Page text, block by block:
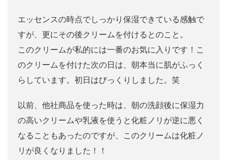
エッセンスの時点でしっかり保湿できている感触で
すが、更にその後クリームを付けるとのこと。
このクリームが私的には一番のお気に入りです！こ
のクリームを付けた次の日は、朝本当に肌がふっく
らしています。初日はびっくりしました。笑
以前、他社商品を使った時は、朝の洗顔後に保湿力
の高いクリームや乳液を使うと化粧ノリが逆に悪く
なることもあったのですが、このクリームは化粧ノ
リが良くなりました！！